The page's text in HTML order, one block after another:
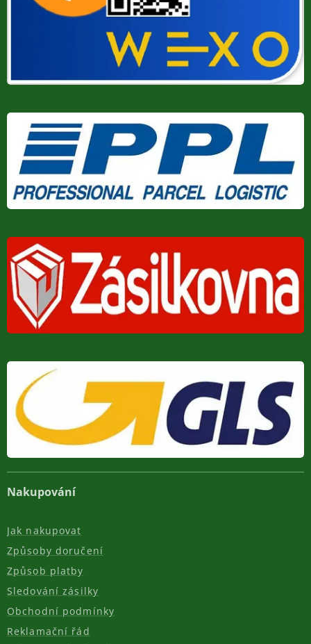
Nakupování
Jak nakupovat
Způsoby doručení
Způsob platby
Sledování zásilky
Obchodní podmínky
Reklamační řád